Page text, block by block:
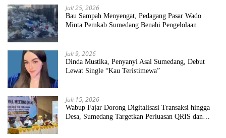
Juli 25, 2026
Bau Sampah Menyengat, Pedagang Pasar Wado
Minta Pemkab Sumedang Benahi Pengelolaan
Juli 9, 2026
Dinda Mustika, Penyanyi Asal Sumedang, Debut
Lewat Single “Kau Teristimewa”
Juli 15, 2026
Wabup Fajar Dorong Digitalisasi Transaksi hingga
Desa, Sumedang Targetkan Perluasan QRIS dan